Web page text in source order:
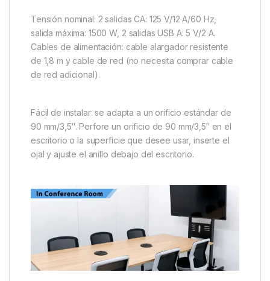
Tensión nominal: 2 salidas CA: 125 V/12 A/60 Hz,
salida máxima: 1500 W, 2 salidas USB A: 5 V/2 A.
Cables de alimentación: cable alargador resistente
de 1,8 m y cable de red (no necesita comprar cable
de red adicional).
Fácil de instalar: se adapta a un orificio estándar de
90 mm/3,5″. Perfore un orificio de 90 mm/3,5″ en el
escritorio o la superficie que desee usar, inserte el
ojal y ajuste el anillo debajo del escritorio.